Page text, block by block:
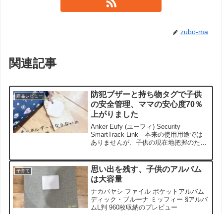
zubo-ma
関連記事
商品レビュー
防犯ブザーと持ち物タグで子供
の安全管理、ママの安心度70％
上がりました
Anker Eufy (ユーフィ) Security
SmartTrack Link 本来の使用用途では
ありませんが、子供の現在地把握のため
子育て
思い出を残す、子供のアルバム
は大容量
ナカバヤシ ファイル ポケットアルバム
ディック・ブルーナ ミッフィー ‎§アルバ
ムL判 960枚収納のプレビュー